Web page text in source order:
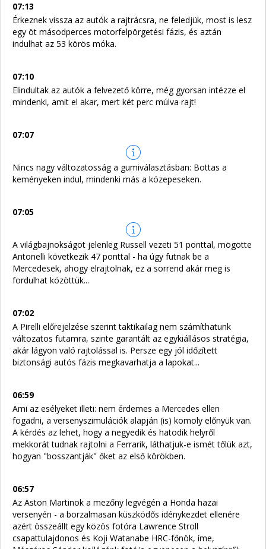
07:13
Érkeznek vissza az autók a rajtrácsra, ne feledjük, most is lesz
egy öt másodperces motorfelpörgetési fázis, és aztán
indulhat az 53 körös móka.
07:10
Elindultak az autók a felvezető körre, még gyorsan intézze el
mindenki, amit el akar, mert két perc múlva rajt!
07:07
Nincs nagy változatosság a gumiválasztásban: Bottas a
keményeken indul, mindenki más a közepeseken.
07:05
A világbajnokságot jelenleg Russell vezeti 51 ponttal, mögötte
Antonelli következik 47 ponttal - ha úgy futnak be a
Mercedesek, ahogy elrajtolnak, ez a sorrend akár meg is
fordulhat közöttük...
07:02
A Pirelli előrejelzése szerint taktikailag nem számíthatunk
változatos futamra, szinte garantált az egykiállásos stratégia,
akár lágyon való rajtolással is. Persze egy jól időzített
biztonsági autós fázis megkavarhatja a lapokat...
06:59
Ami az esélyeket illeti: nem érdemes a Mercedes ellen
fogadni, a versenyszimulációk alapján (is) komoly előnyük van.
A kérdés az lehet, hogy a negyedik és hatodik helyről
mekkorát tudnak rajtolni a Ferrarik, láthatjuk-e ismét tőlük azt,
hogyan "bosszantják" őket az első körökben.
06:57
Az Aston Martinok a mezőny legvégén a Honda hazai
versenyén - a borzalmasan küszködős idénykezdet ellenére
azért összeállt egy közös fotóra Lawrence Stroll
csapattulajdonos és Koji Watanabe HRC-főnök, íme,